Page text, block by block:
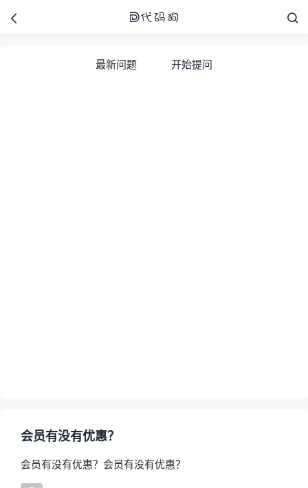

 
最新问题 开始提问
会员有没有优惠？
会员有没有优惠？会员有没有优惠？